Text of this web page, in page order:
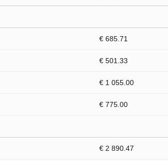
€ 685.71
€ 501.33
€ 1 055.00
€ 775.00
€ 2 890.47